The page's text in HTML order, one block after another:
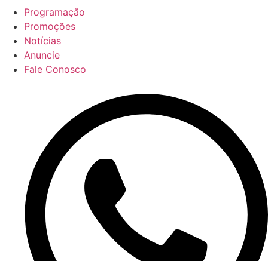
Programação
Promoções
Notícias
Anuncie
Fale Conosco